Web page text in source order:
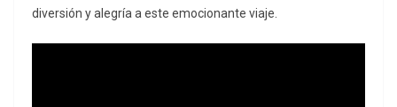
diversión y alegría a este emocionante viaje.